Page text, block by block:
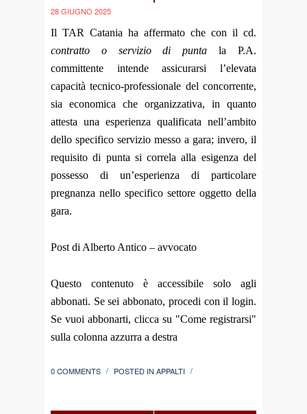
28 GIUGNO 2025
Il TAR Catania ha affermato che con il cd.
contratto o servizio di punta la P.A.
committente intende assicurarsi l’elevata
capacità tecnico-professionale del concorrente,
sia economica che organizzativa, in quanto
attesta una esperienza qualificata nell’ambito
dello specifico servizio messo a gara; invero, il
requisito di punta si correla alla esigenza del
possesso di un’esperienza di particolare
pregnanza nello specifico settore oggetto della
gara.
Post di Alberto Antico – avvocato
Questo contenuto è accessibile solo agli
abbonati. Se sei abbonato, procedi con il login.
Se vuoi abbonarti, clicca su "Come registrarsi"
sulla colonna azzurra a destra
0 COMMENTS / POSTED IN APPALTI /